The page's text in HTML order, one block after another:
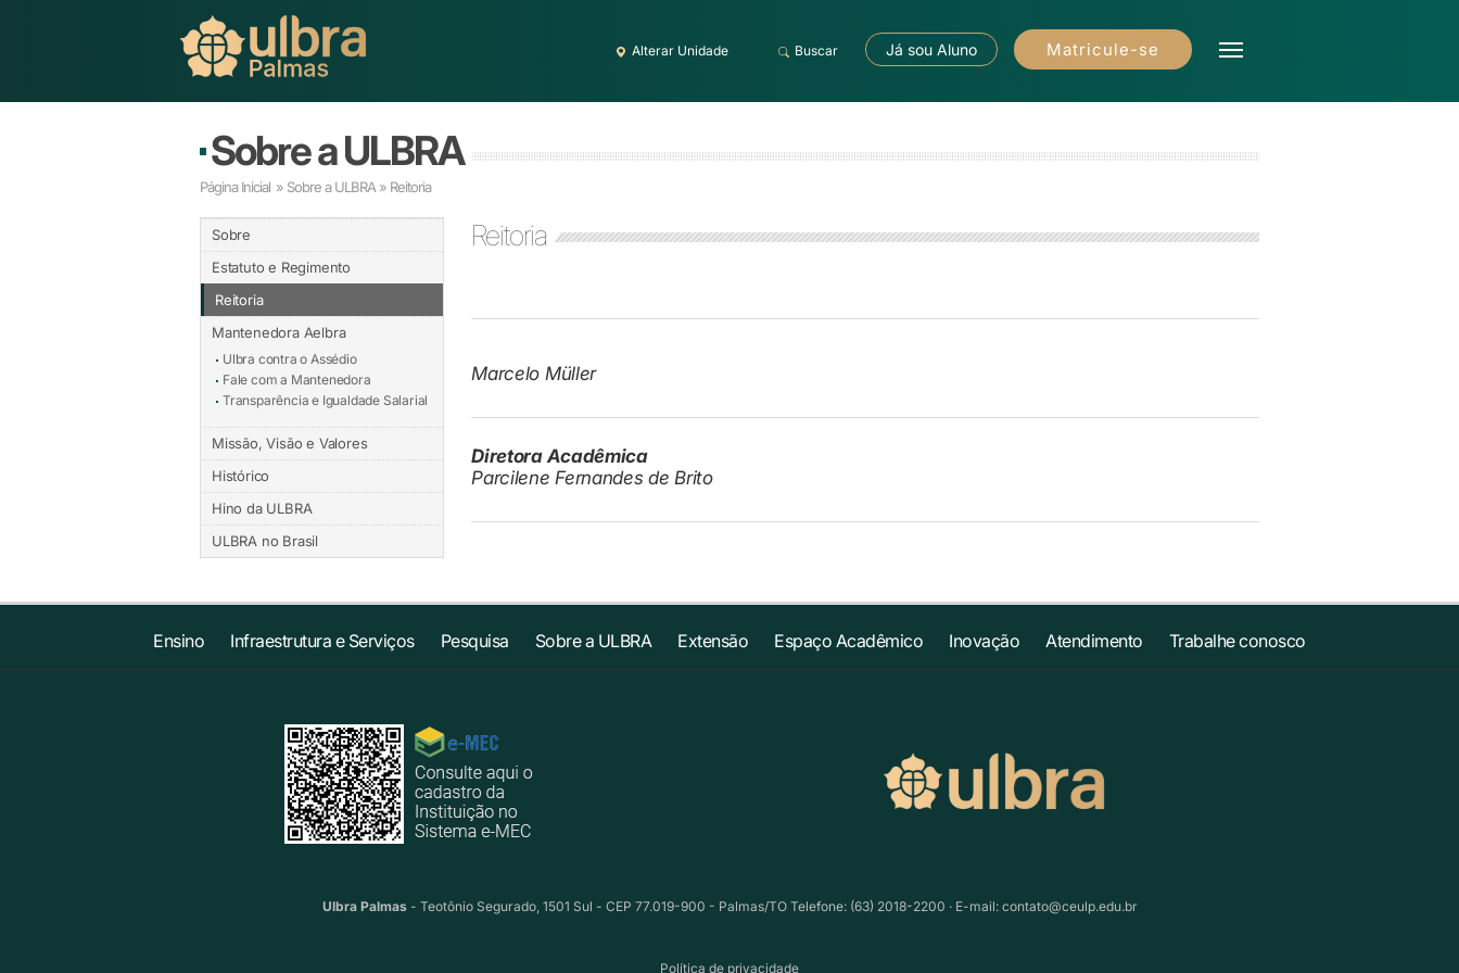
Alterar Unidade Buscar Já sou Aluno Matricule-se
Sobre a ULBRA
Página Inicial » Sobre a ULBRA » Reitoria
Sobre
Estatuto e Regimento
Reitoria
Mantenedora Aelbra
Ulbra contra o Assédio
Fale com a Mantenedora
Transparência e Igualdade Salarial
Missão, Visão e Valores
Histórico
Hino da ULBRA
ULBRA no Brasil
Reitoria
Marcelo Müller
Diretora Acadêmica
Parcilene Fernandes de Brito
Ensino Infraestrutura e Serviços Pesquisa Sobre a ULBRA Extensão Espaço Acadêmico Inovação Atendimento Trabalhe conosco
Ulbra Palmas- Teotônio Segurado, 1501 Sul - CEP 77.019-900 - Palmas/TO Telefone: (63) 2018-2200 · E-mail: contato@ceulp.edu.br
Política de privacidade